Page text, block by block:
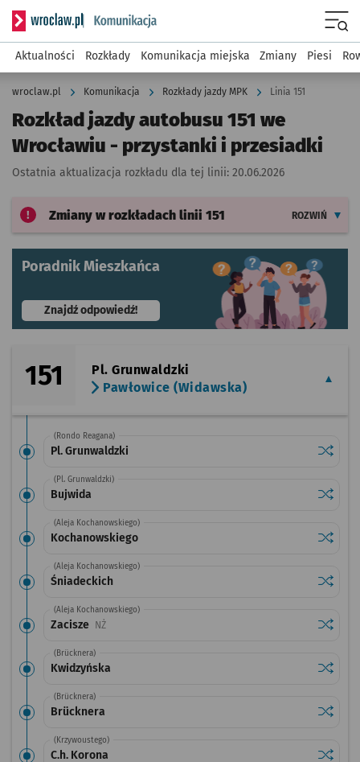
Serwis informacyjny wroclaw.pl podserwis: Komunikacja
Aktualności Rozkłady Komunikacja miejska Zmiany Piesi
wroclaw.pl Komunikacja Rozkłady jazdy MPK Linia 151
Rozkład jazdy autobusu 151 we
Wrocławiu - przystanki i przesiadki
Ostatnia aktualizacja rozkładu dla tej linii: 20.06.2026
Zmiany w rozkładach linii 151 ROZWIŃ
Poradnik Mieszkańca
Znajdź odpowiedź!- otworzy się w nowej karcie
151
Pl. Grunwaldzki
Pawłowice (Widawska)
(Rondo Reagana)
Pl. Grunwaldzki
(Pl. Grunwaldzki)
Bujwida
(Aleja Kochanowskiego)
Kochanowskiego
(Aleja Kochanowskiego)
Śniadeckich
(Aleja Kochanowskiego)
Zacisze NŻPrzystanek na życzenie
(Brücknera)
Kwidzyńska
(Brücknera)
Brücknera
(Krzywoustego)
C.h. Korona